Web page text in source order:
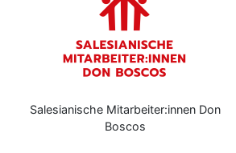
Salesianische Mitarbeiter:innen Don
Boscos